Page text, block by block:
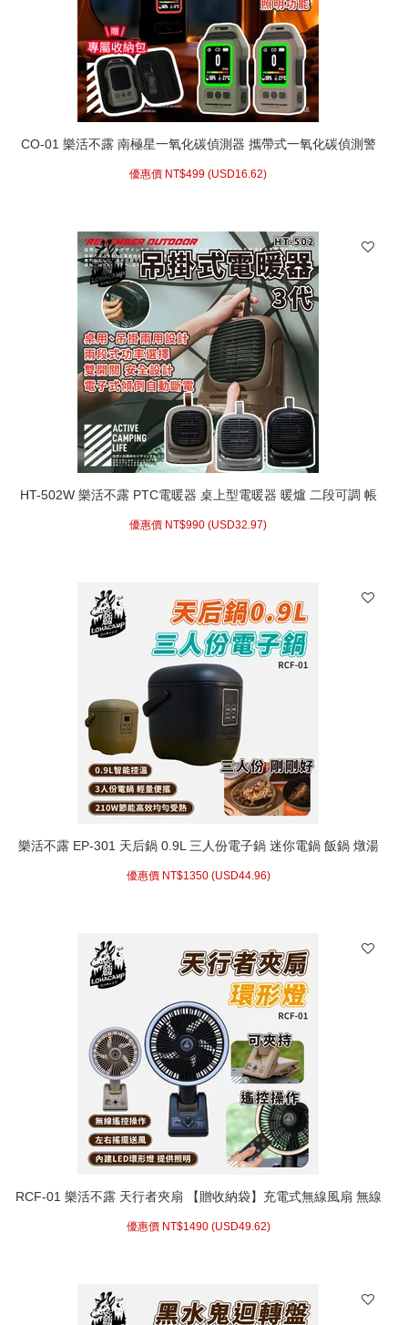
CO-01 樂活不露 南極星一氧化碳偵測器 攜帶式一氧化碳偵測警
焚火台烤肉架帳蓬帳篷帳棚防中毒CO-01G C-01S
優惠價 NT$499 (USD16.62)
HT-502W 樂活不露 PTC電暖器 桌上型電暖器 暖爐 二段可調 帳
優惠價 NT$990 (USD32.97)
樂活不露 EP-301 天后鍋 0.9L 三人份電子鍋 迷你電鍋 飯鍋 燉湯
優惠價 NT$1350 (USD44.96)
RCF-01 樂活不露 天行者夾扇 【贈收納袋】充電式無線風扇 無線
優惠價 NT$1490 (USD49.62)